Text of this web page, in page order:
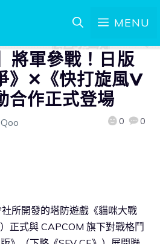
MENU
將軍參戰！日版
》✕《快打旋風V
合作正式登場
0 0
所開發的塔防遊戲《貓咪大戰
正式與 CAPCOM 旗下對戰格鬥